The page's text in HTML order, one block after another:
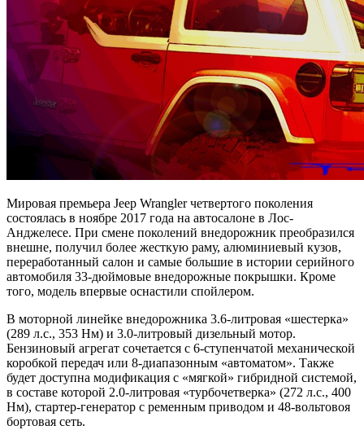
Мировая премьера Jeep Wrangler четвертого поколения
состоялась в ноябре 2017 года на автосалоне в Лос-
Анджелесе. При смене поколений внедорожник преобразился
внешне, получил более жесткую раму, алюминиевый кузов,
переработанный салон и самые большие в истории серийного
автомобиля 33-дюймовые внедорожные покрышки. Кроме
того, модель впервые оснастили спойлером.
В моторной линейке внедорожника 3.6-литровая «шестерка»
(289 л.с., 353 Нм) и 3.0-литровый дизельный мотор.
Бензиновый агрегат сочетается с 6-ступенчатой механической
коробкой передач или 8-диапазонным «автоматом». Также
будет доступна модификация с «мягкой» гибридной системой,
в составе которой 2.0-литровая «турбочетверка» (272 л.с., 400
Нм), стартер-генератор с ременным приводом и 48-вольтовоя
бортовая сеть.